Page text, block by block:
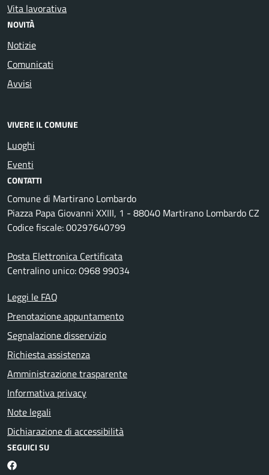
Vita lavorativa
NOVITÀ
Notizie
Comunicati
Avvisi
VIVERE IL COMUNE
Luoghi
Eventi
CONTATTI
Comune di Martirano Lombardo
Piazza Papa Giovanni XXIII, 1 - 88040 Martirano Lombardo CZ
Codice fiscale: 00297640799
Posta Elettronica Certificata
Centralino unico: 0968 99034
Leggi le FAQ
Prenotazione appuntamento
Segnalazione disservizio
Richiesta assistenza
Amministrazione trasparente
Informativa privacy
Note legali
Dichiarazione di accessibilità
SEGUICI SU
Martirano Lombardo Facebook